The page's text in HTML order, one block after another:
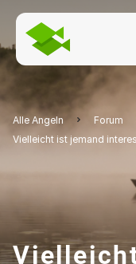
Alle Angeln Forum
Vielleicht ist jemand